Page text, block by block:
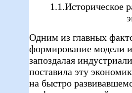
1.1.Историческое
Одним из главных
формирование модели
запоздалая
поставила эту
на быстро